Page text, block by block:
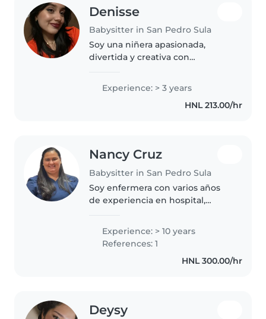
Denisse
Babysitter in San Pedro Sula
Soy una niñera apasionada,
divertida y creativa con
bebés, preescolares, niños
pequeños y escolares. Me
encantan las manualidades, la
Experience: > 3 years
HNL 213.00/hr
Nancy Cruz
Babysitter in San Pedro Sula
Soy enfermera con varios años
de experiencia en hospital,
de 2 niños, me gusta la música,
decorar, soy una persona con
bastante disponibilidad y
Experience: > 10 years
References: 1
HNL 300.00/hr
Deysy